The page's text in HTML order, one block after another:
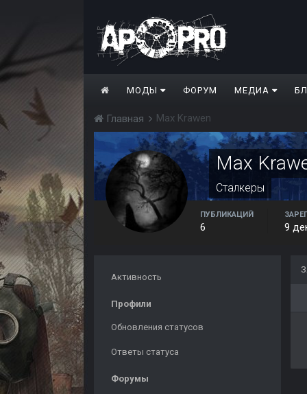
МОДЫ ФОРУМ МЕДИА
Главная Max Krawen
Max
Сталкеры
ПУБЛИКАЦИЙ
6 9
Активность
Профили
Обновления статусов
Ответы статуса
Форумы